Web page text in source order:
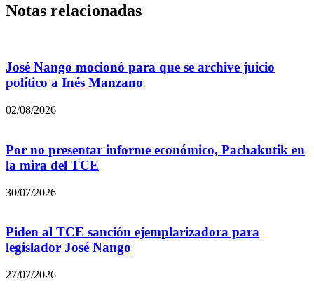
Notas relacionadas
José Nango mocionó para que se archive juicio
político a Inés Manzano
02/08/2026
Por no presentar informe económico, Pachakutik en
la mira del TCE
30/07/2026
Piden al TCE sanción ejemplarizadora para
legislador José Nango
27/07/2026